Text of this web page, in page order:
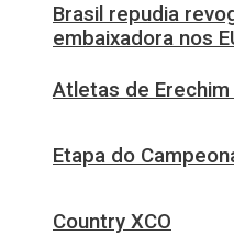
Atletas de
Etapa do
Country XCO
Brasil repudia
embaixadora nos